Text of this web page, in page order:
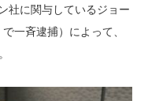
社に関与しているジョー
一斉逮捕）によって、